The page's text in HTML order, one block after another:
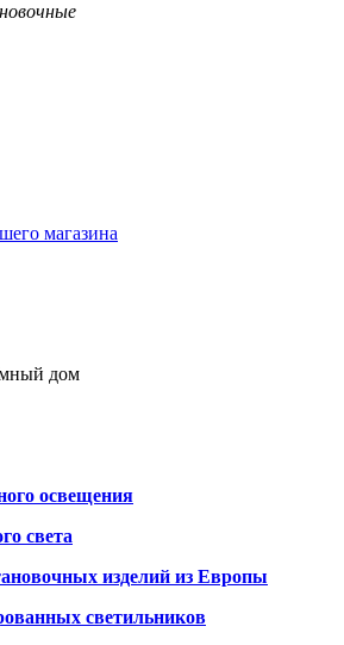
магазина
дом
освещения
света
изделий из Европы
светильников